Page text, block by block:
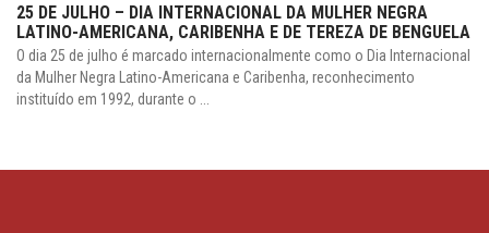
25 DE JULHO – DIA INTERNACIONAL DA MULHER NEGRA
LATINO-AMERICANA, CARIBENHA E DE TEREZA DE BENGUELA
O dia 25 de julho é marcado internacionalmente como o Dia Internacional
da Mulher Negra Latino-Americana e Caribenha, reconhecimento
instituído em 1992, durante o ...